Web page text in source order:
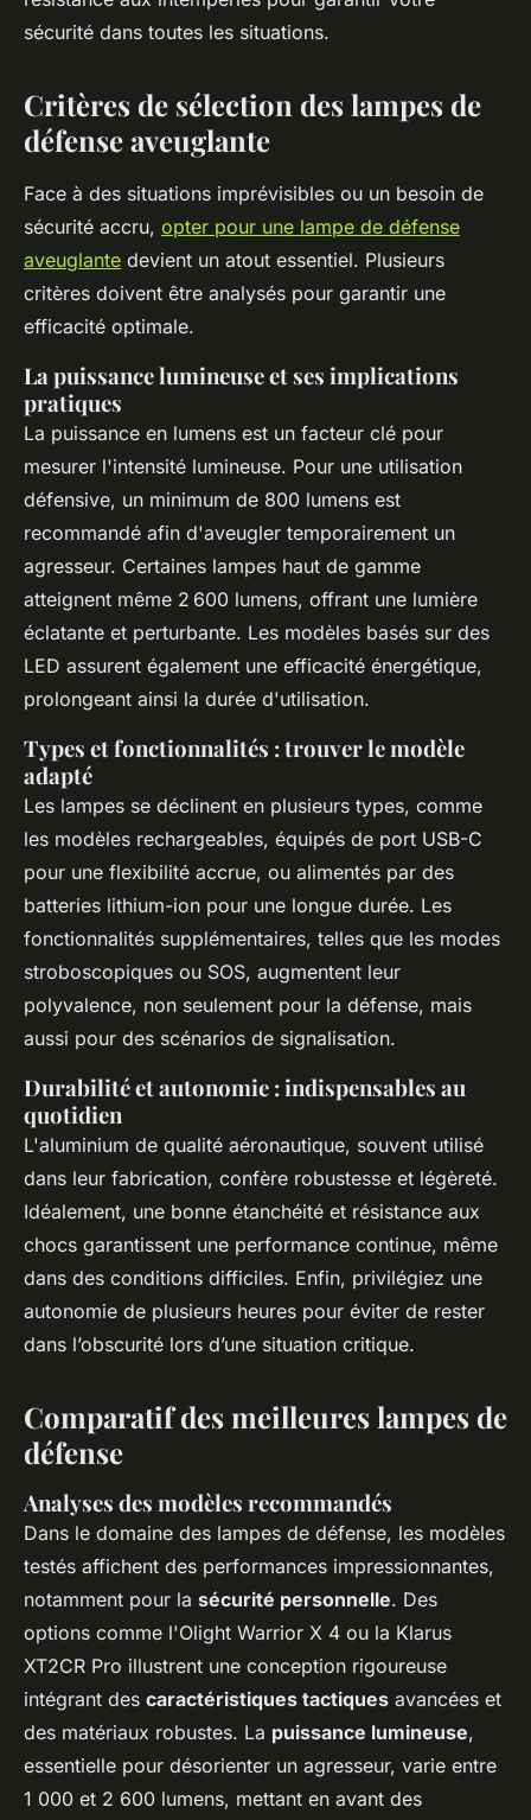
sécurité dans toutes les situations.
Critères de sélection des lampes de
défense aveuglante
Face à des situations imprévisibles ou un besoin de
sécurité accru, opter pour une lampe de défense
aveuglante devient un atout essentiel. Plusieurs
critères doivent être analysés pour garantir une
efficacité optimale.
La puissance lumineuse et ses implications
pratiques
La puissance en lumens est un facteur clé pour
mesurer l'intensité lumineuse. Pour une utilisation
défensive, un minimum de 800 lumens est
recommandé afin d'aveugler temporairement un
agresseur. Certaines lampes haut de gamme
atteignent même 2 600 lumens, offrant une lumière
éclatante et perturbante. Les modèles basés sur des
LED assurent également une efficacité énergétique,
prolongeant ainsi la durée d'utilisation.
Types et fonctionnalités : trouver le modèle
adapté
Les lampes se déclinent en plusieurs types, comme
les modèles rechargeables, équipés de port USB-C
pour une flexibilité accrue, ou alimentés par des
batteries lithium-ion pour une longue durée. Les
fonctionnalités supplémentaires, telles que les modes
stroboscopiques ou SOS, augmentent leur
polyvalence, non seulement pour la défense, mais
aussi pour des scénarios de signalisation.
Durabilité et autonomie : indispensables au
quotidien
L'aluminium de qualité aéronautique, souvent utilisé
dans leur fabrication, confère robustesse et légèreté.
Idéalement, une bonne étanchéité et résistance aux
chocs garantissent une performance continue, même
dans des conditions difficiles. Enfin, privilégiez une
autonomie de plusieurs heures pour éviter de rester
dans l’obscurité lors d’une situation critique.
Comparatif des meilleures lampes de
défense
Analyses des modèles recommandés
Dans le domaine des lampes de défense, les modèles
testés affichent des performances impressionnantes,
notamment pour la sécurité personnelle. Des
options comme l'Olight Warrior X 4 ou la Klarus
XT2CR Pro illustrent une conception rigoureuse
intégrant des caractéristiques tactiques avancées et
des matériaux robustes. La puissance lumineuse,
essentielle pour désorienter un agresseur, varie entre
1 000 et 2 600 lumens, mettant en avant des